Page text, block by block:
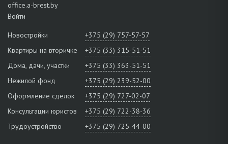
office.a-brest.by
Войти
Новостройки
+375 (29) 757-57-57
Квартиры на вторичке
+375 (33) 315-51-51
Дома, дачи, участки
+375 (33) 363-51-51
Нежилой фонд
+375 (29) 239-52-00
Оформление сделок
+375 (29) 727-02-07
Консультации юристов
+375 (29) 722-38-36
Трудоустройство
+375 (29) 725-44-00